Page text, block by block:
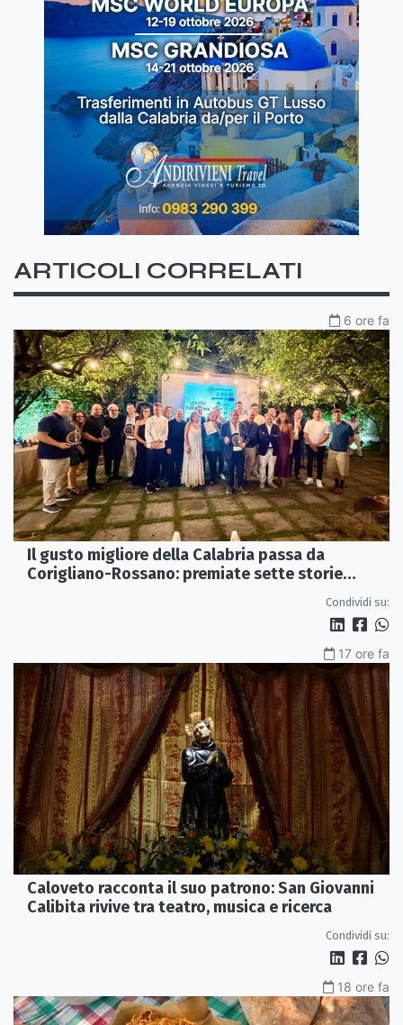
ARTICOLI CORRELATI
6 ore fa
Il gusto migliore della Calabria passa da
Corigliano-Rossano: premiate sette storie
Condividi su:
17 ore fa
Caloveto racconta il suo patrono: San Giovanni
Calibita rivive tra teatro, musica e ricerca
Condividi su:
18 ore fa